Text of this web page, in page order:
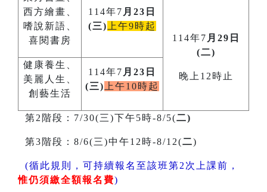
西方繪畫、
嗜說新語、
喜閱書房
114年7 月23日
(三) 上午9時起
114年7 月29日
(二)
晚上12時止
健康養生、
美麗人生、
創藝生活
114年7 月23日
(三) 上午10時起
第2階段：7/30(三)下午5時-8/5(二)
第3階段：8/6(三)中午12時-8/12(二)
(循此規則，可持續報名至該班第2次上課前，
惟仍須繳全額報名費)